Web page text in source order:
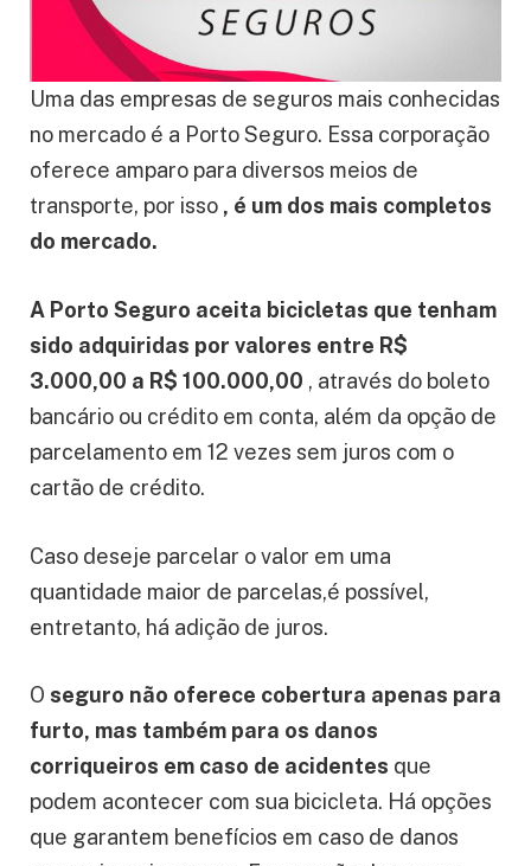
Uma das empresas de seguros mais conhecidas
no mercado é a Porto Seguro. Essa corporação
oferece amparo para diversos meios de
transporte, por isso , é um dos mais completos
do mercado.
A Porto Seguro aceita bicicletas que tenham
sido adquiridas por valores entre R$
3.000,00 a R$ 100.000,00 , através do boleto
bancário ou crédito em conta, além da opção de
parcelamento em 12 vezes sem juros com o
cartão de crédito.
Caso deseje parcelar o valor em uma
quantidade maior de parcelas,é possível,
entretanto, há adição de juros.
O seguro não oferece cobertura apenas para
furto, mas também para os danos
corriqueiros em caso de acidentes que
podem acontecer com sua bicicleta. Há opções
que garantem benefícios em caso de danos